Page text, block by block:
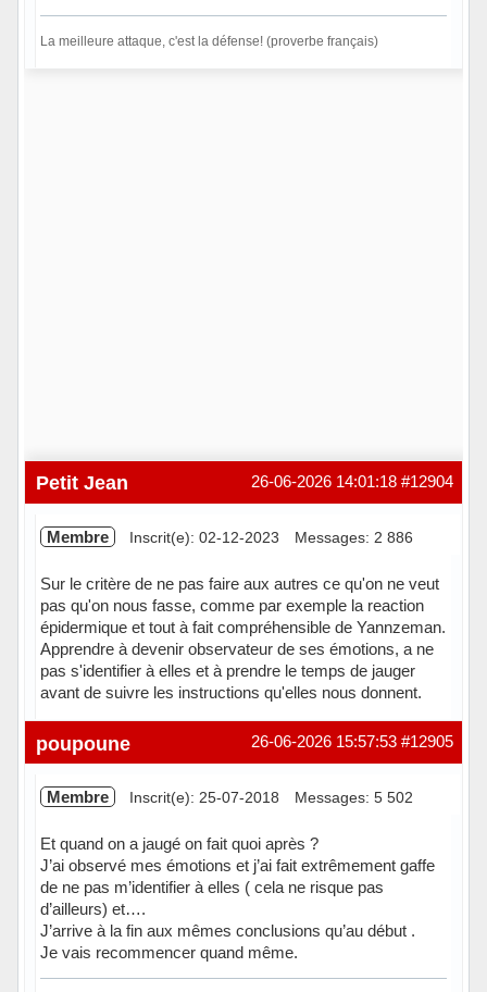
La meilleure attaque, c'est la défense! (proverbe français)
#12904
26-06-2026 14:01:18
Petit Jean
Membre Inscrit(e): 02-12-2023 Messages: 2 886
Sur le critère de ne pas faire aux autres ce qu'on ne veut
pas qu'on nous fasse, comme par exemple la reaction
épidermique et tout à fait compréhensible de Yannzeman.
Apprendre à devenir observateur de ses émotions, a ne
pas s'identifier à elles et à prendre le temps de jauger
avant de suivre les instructions qu'elles nous donnent.
En ligne #12905
26-06-2026 15:57:53
poupoune
Membre Inscrit(e): 25-07-2018 Messages: 5 502
Et quand on a jaugé on fait quoi après ?
J’ai observé mes émotions et j’ai fait extrêmement gaffe
de ne pas m’identifier à elles ( cela ne risque pas
d’ailleurs) et….
J’arrive à la fin aux mêmes conclusions qu’au début .
Je vais recommencer quand même.